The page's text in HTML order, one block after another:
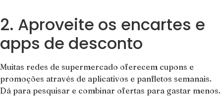
2. Aproveite os encartes e
apps de desconto
Muitas redes de supermercado oferecem cupons e
promoções através de aplicativos e panfletos semanais.
Dá para pesquisar e combinar ofertas para gastar menos.